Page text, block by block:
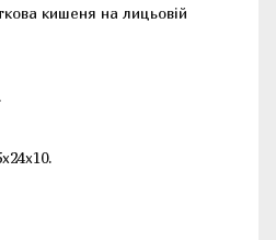
кишеня на лицьовій